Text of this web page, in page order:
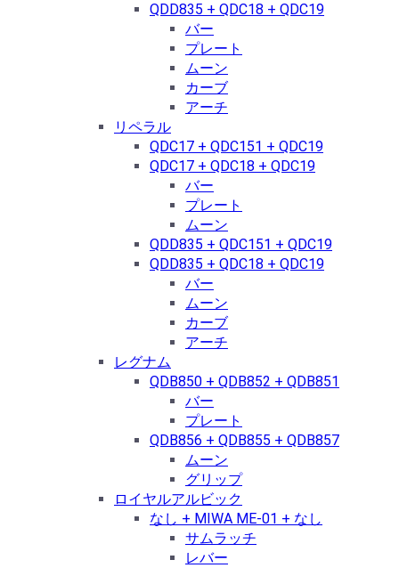
QDD835 + QDC18 + QDC19
バー
プレート
ムーン
カーブ
アーチ
リペラル
QDC17 + QDC151 + QDC19
QDC17 + QDC18 + QDC19
バー
プレート
ムーン
QDD835 + QDC151 + QDC19
QDD835 + QDC18 + QDC19
バー
ムーン
カーブ
アーチ
レグナム
QDB850 + QDB852 + QDB851
バー
プレート
QDB856 + QDB855 + QDB857
ムーン
グリップ
ロイヤルアルビック
なし + MIWA ME-01 + なし
サムラッチ
レバー